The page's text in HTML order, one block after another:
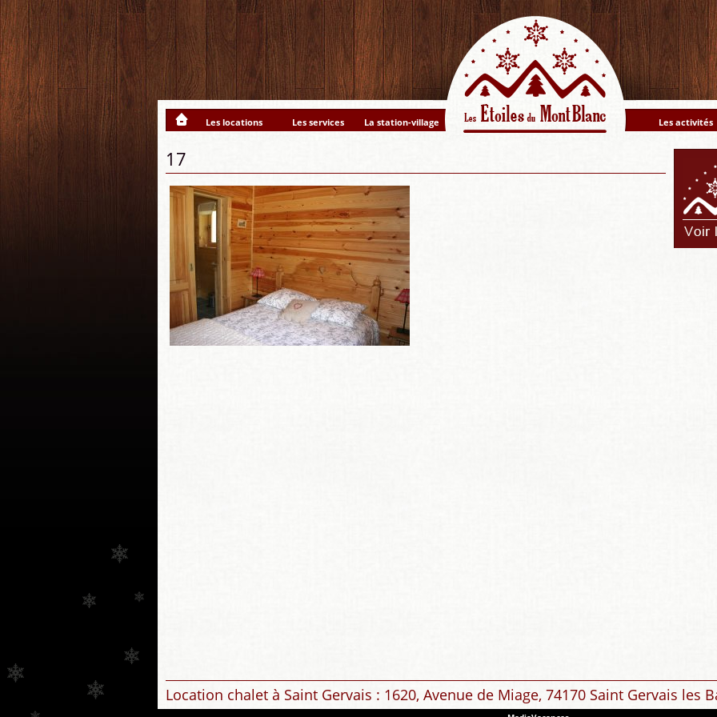
Les locations Les services La station-village Les activités
17
Location chalet à Saint Gervais : 1620, Avenue de Miage, 74170 Saint Gervais les